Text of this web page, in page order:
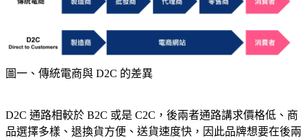
圖一、傳統電商與 D2C 的差異
D2C 通路相較於 B2C 或是 C2C，後兩者通路講求價格低、商
品選擇多樣、退換貨方便、送貨速度快，因此品牌想要在後兩